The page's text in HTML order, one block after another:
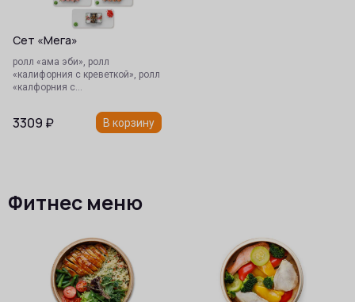
Сет «Мега»
ролл «ама эби», ролл
«калифорния с креветкой», ролл
«калфорния с…
3309 ₽ В корзину
Фитнес меню